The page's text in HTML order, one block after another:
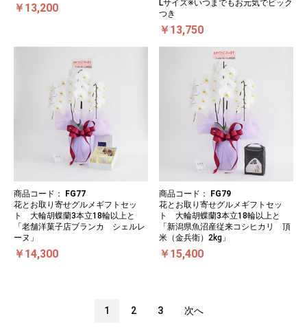
￥13,200
Lサイズ※いつまでもお元気でピック
つき
￥13,750
商品コード：
FG77
花とお取り寄せグルメギフトセッ
ト 大輪胡蝶蘭3本立18輪以上と
「老舗洋菓子店ブランカ シェルレ
ーヌ」
￥14,300
商品コード：
FG79
花とお取り寄せグルメギフトセッ
ト 大輪胡蝶蘭3本立18輪以上と
「新潟県魚沼産従来コシヒカリ 頂
米（金兵衛）2kg」
￥15,400
1 2 3 次へ